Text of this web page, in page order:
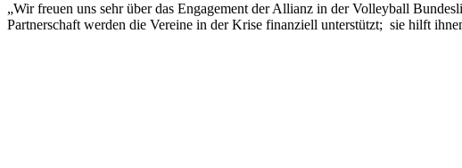
„Wir freuen uns sehr über das Engagement der Allianz in der Volleyball
Partnerschaft werden die Vereine in der Krise finanziell unterstützt; sie hilft